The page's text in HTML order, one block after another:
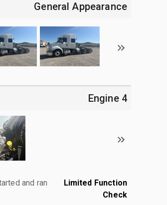
General Appearance
4 Engine
Limited Function
Check
and ran.